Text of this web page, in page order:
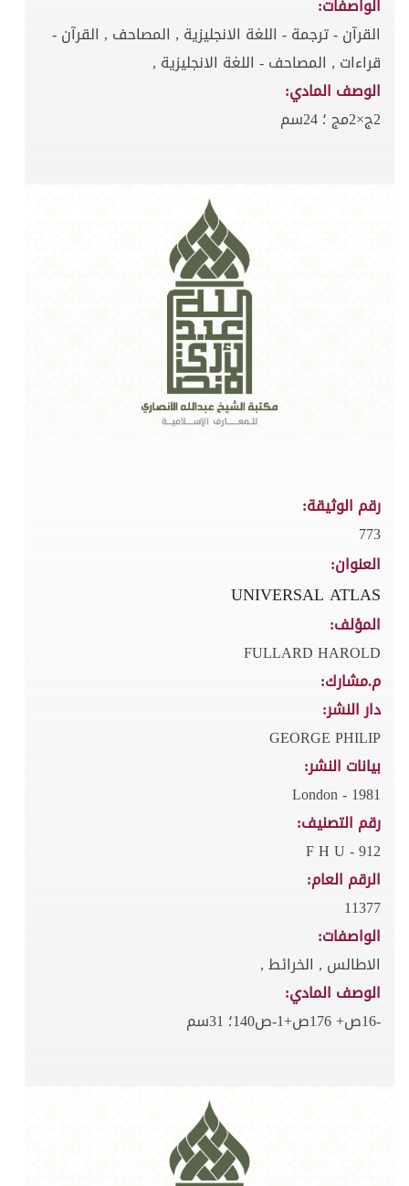
القرآن - ترجمة - اللغة الانجليزية , المصاحف , القرآن -
قراءات , المصاحف - اللغة الانجليزية ,
الوصف المادي:
2ج×2مج ؛ 24سم
رقم الوثيقة:
773
العنوان:
UNIVERSAL ATLAS
المؤلف:
FULLARD HAROLD
م.مشارك:
دار النشر:
GEORGE PHILIP
بيانات النشر:
London - 1981
رقم التصنيف:
912 - F H U
الرقم العام:
11377
الواصفات:
الاطالس , الخرائط ,
الوصف المادي:
-16ص+ 176ص+1-ص140؛ 31سم